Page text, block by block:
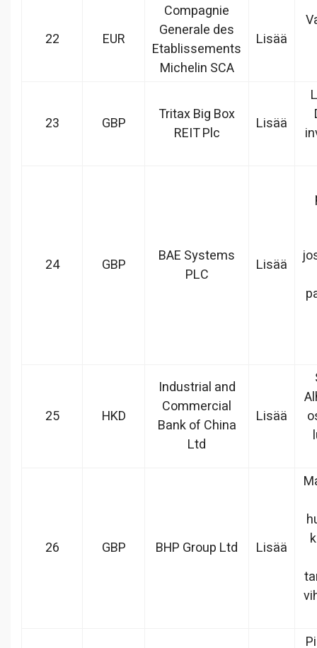
22 EUR
Compagnie
Generale des
Etablissements
Michelin SCA
Lisää
23 GBP
Tritax Big Box
REIT Plc
Lisää
24 GBP
BAE Systems
PLC
Lisää
25 HKD
Industrial and
Commercial
Bank of China
Ltd
Lisää
26 GBP BHP Group Ltd Lisää